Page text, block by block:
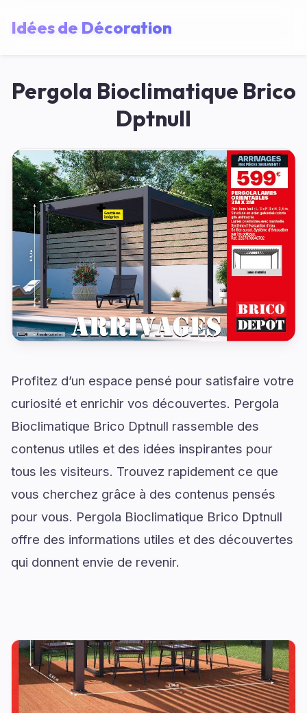
Idées de Décoration
Pergola Bioclimatique Brico
Dptnull
Profitez d’un espace pensé pour satisfaire votre
curiosité et enrichir vos découvertes. Pergola
Bioclimatique Brico Dptnull rassemble des
contenus utiles et des idées inspirantes pour
tous les visiteurs. Trouvez rapidement ce que
vous cherchez grâce à des contenus pensés
pour vous. Pergola Bioclimatique Brico Dptnull
offre des informations utiles et des découvertes
qui donnent envie de revenir.